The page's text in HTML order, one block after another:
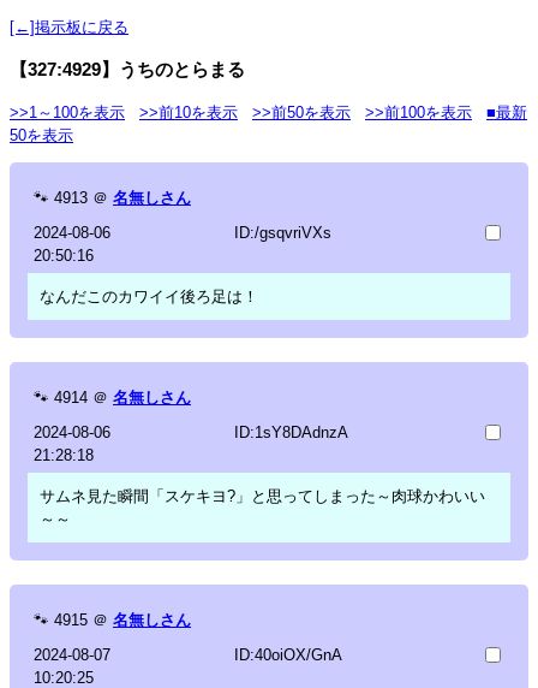
[←]掲示板に戻る
【327:4929】うちのとらまる
>>1～100を表示 >>前10を表示 >>前50を表示 >>前100を表示
■最新
50を表示
🐾 4913 ＠ 名無しさん
2024-08-06
20:50:16
ID:/gsqvriVXs
なんだこのカワイイ後ろ足は！
🐾 4914 ＠ 名無しさん
2024-08-06
21:28:18
ID:1sY8DAdnzA
サムネ見た瞬間「スケキヨ?」と思ってしまった～肉球かわいい
～～
🐾 4915 ＠ 名無しさん
2024-08-07
10:20:25
ID:40oiOX/GnA